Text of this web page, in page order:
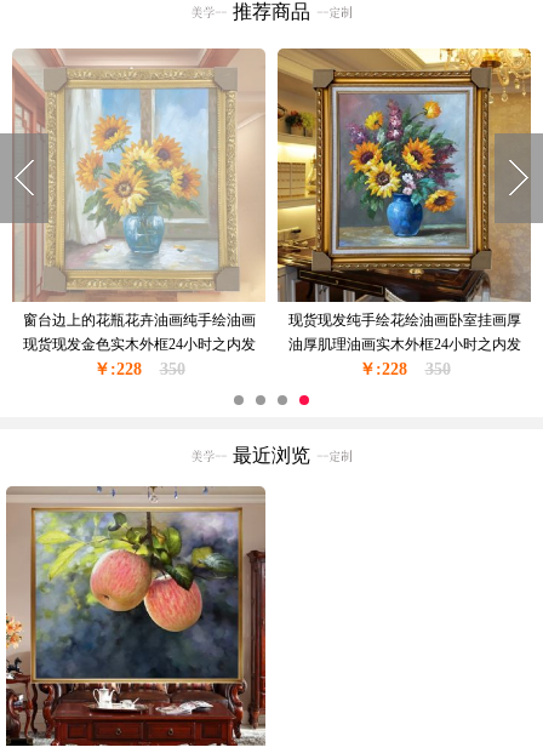
推荐商品
窗台边上的花瓶花卉油画纯手绘油画
现货现发金色实木外框24小时之内发
货
￥:228 350
现货现发纯手绘花绘油画卧室挂画厚
油厚肌理油画实木外框24小时之内发
货
￥:228 350
最近浏览